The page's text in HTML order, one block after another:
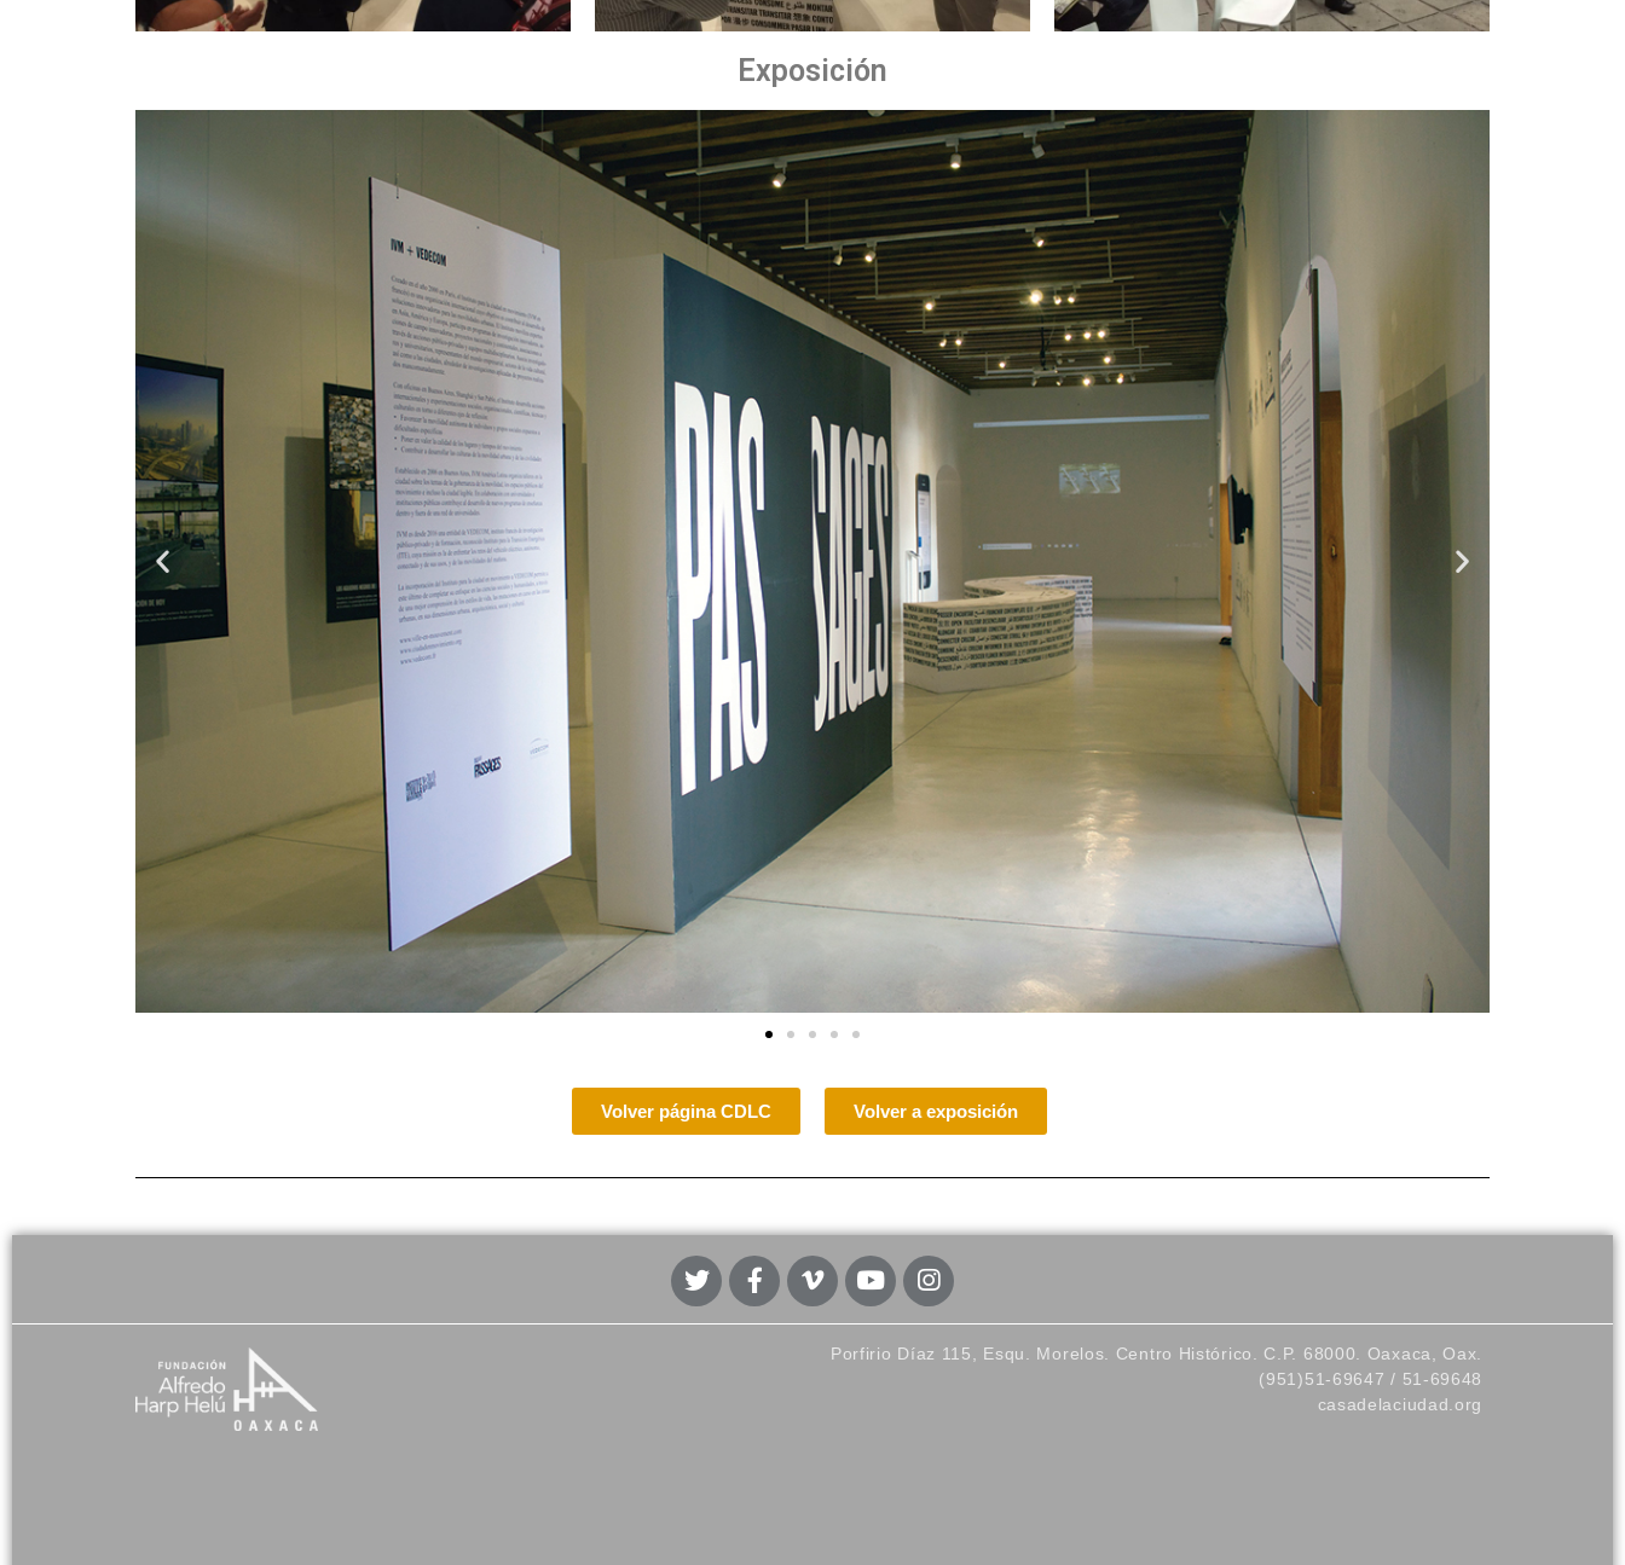
Exposición
Volver página CDLC Volver a exposición
Porfirio Díaz 115, Esqu. Morelos. Centro Histórico. C.P. 68000. Oaxaca, Oax.
(951)51-69647 / 51-69648
casadelaciudad.org